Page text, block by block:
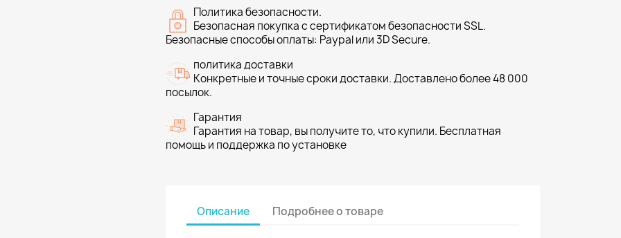
Политика безопасности.
Безопасная покупка с сертификатом безопасности SSL.
Безопасные способы оплаты: Paypal или 3D Secure.
политика доставки
Конкретные и точные сроки доставки. Доставлено более 48 000
посылок.
Гарантия
Гарантия на товар, вы получите то, что купили. Бесплатная
помощь и поддержка по установке
Описание Подробнее о товаре